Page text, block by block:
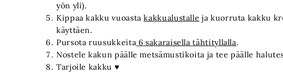
yön yli).
Kippaa kakku vuoastakakkualustalle ja kuorruta kakku
käyttäen.
Pursota ruusukkeita 6 sakaraisella tähtityllalla.
Nostele kakun päälle metsämustikoita ja tee päälle
Tarjoile kakku ♥